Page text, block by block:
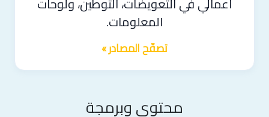
أعمالي في التعويضات، التوطين، ولوحات
المعلومات.
تصفّح المصادر »
محتوى وبرمجة